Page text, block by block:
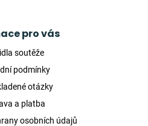
pro vás
soutěže
podmínky
otázky
a platba
osobních údajů